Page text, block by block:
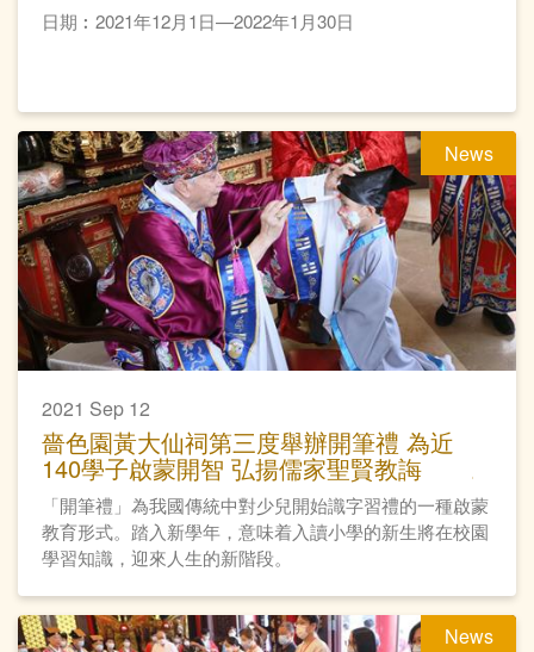
日期︰2021年12月1日—2022年1月30日
News
2021 Sep 12
嗇色園黃大仙祠第三度舉辦開筆禮 為近
140學子啟蒙開智 弘揚儒家聖賢教誨
「開筆禮」為我國傳統中對少兒開始識字習禮的一種啟蒙
教育形式。踏入新學年，意味着入讀小學的新生將在校園
學習知識，迎來人生的新階段。
News